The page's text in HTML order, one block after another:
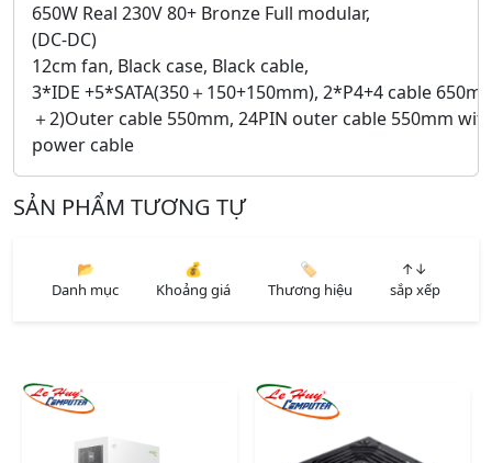
650W Real 230V 80+ Bronze Full modular,
(DC-DC)
12cm fan, Black case, Black cable,
3*IDE +5*SATA(350＋150+150mm), 2*P4+4 cable
＋2)Outer cable 550mm, 24PIN outer cable 550mm
power cable
SẢN PHẨM TƯƠNG TỰ
📂
Danh mục
💰
Khoảng giá
🏷️
Thương hiệu
↑↓
sắp xếp